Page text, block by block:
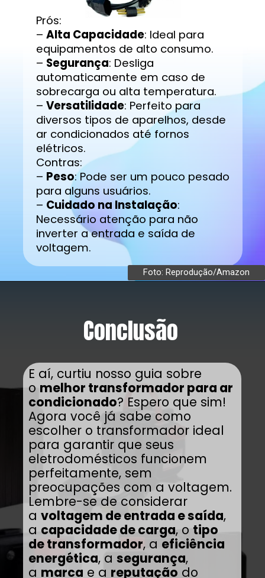
Prós:
– Alta Capacidade: Ideal para
equipamentos de alto consumo.
– Segurança: Desliga
automaticamente em caso de
sobrecarga ou alta temperatura.
– Versatilidade: Perfeito para
diversos tipos de aparelhos, desde
ar condicionados até fornos
elétricos.
Contras:
– Peso: Pode ser um pouco pesado
para alguns usuários.
– Cuidado na Instalação:
Necessário atenção para não
inverter a entrada e saída de
voltagem.
Foto: Reprodução/Amazon
Conclusão
E aí, curtiu nosso guia sobre
o melhor transformador para ar
condicionado? Espero que sim!
Agora você já sabe como
escolher o transformador ideal
para garantir que seus
eletrodomésticos funcionem
perfeitamente, sem
preocupações com a voltagem.
Lembre-se de considerar
a voltagem de entrada e saída,
a capacidade de carga, o tipo
de transformador, a eficiência
energética, a segurança,
a marca e a reputação do